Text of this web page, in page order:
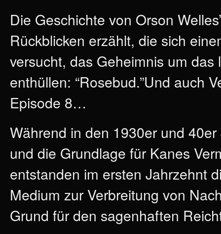
Die Geschichte von Orson
Rückblicken erzählt, die sich
versucht, das Geheimnis um
enthüllen: “Rosebud.”Und auch
Episode 8…
Während in den 1930er und
und die Grundlage für Kanes
entstanden im ersten Jahrzehnt
Medium zur Verbreitung von
Grund für den sagenhaften